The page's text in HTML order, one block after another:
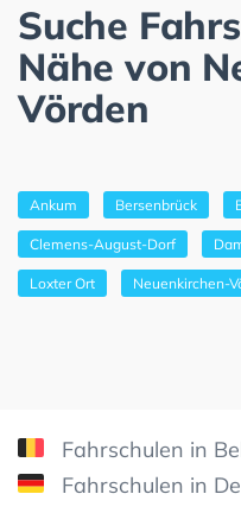
Suche
Nähe von
Vörden
Ankum Bersenbrück
Clemens-August-Dorf
Loxter Ort Neuenkirchen-
Fahrschulen in
Fahrschulen in